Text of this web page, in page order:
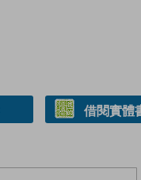
借閱實體